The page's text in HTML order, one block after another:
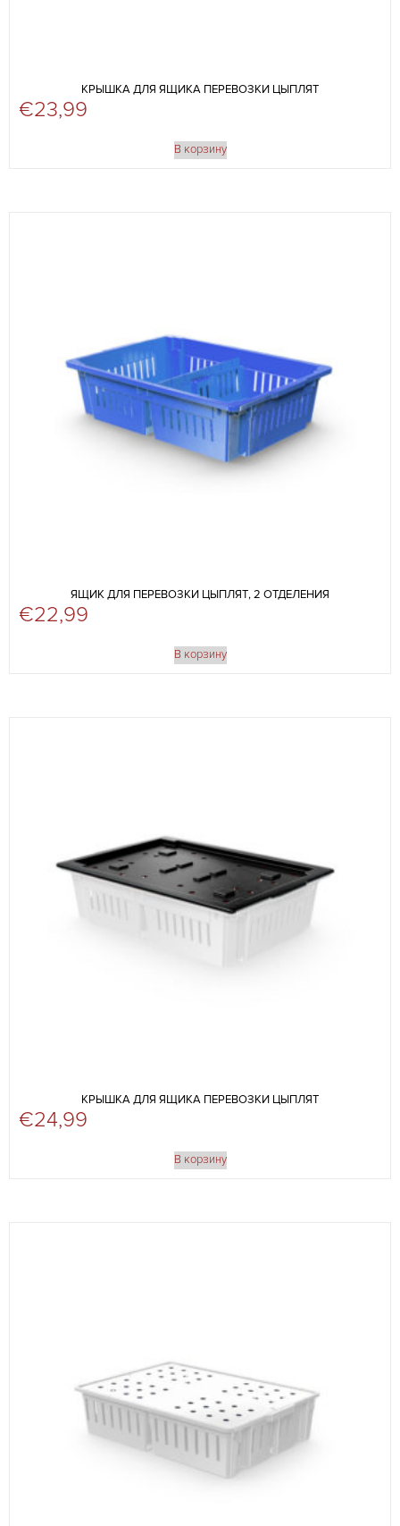
КРЫШКА ДЛЯ ЯЩИКА ПЕРЕВОЗКИ ЦЫПЛЯТ
€23,99
В корзину
ЯЩИК ДЛЯ ПЕРЕВОЗКИ ЦЫПЛЯТ, 2 ОТДЕЛЕНИЯ
€22,99
В корзину
КРЫШКА ДЛЯ ЯЩИКА ПЕРЕВОЗКИ ЦЫПЛЯТ
€24,99
В корзину